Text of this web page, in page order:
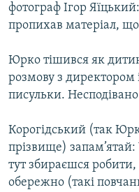
фотограф Ігор
пропихав матеріал, що
Юрко тішився як
розмову з директором
писульки.
Корогідський (так
прізвище)
тут збираєшся
обережно (такі